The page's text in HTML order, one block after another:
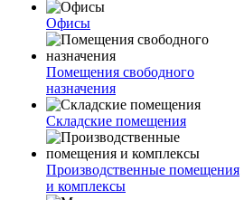
Офисы
Помещения свободного
назначения
Складские помещения
Производственные помещения
и комплексы